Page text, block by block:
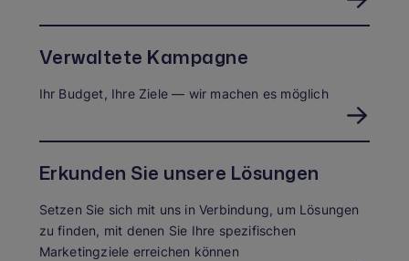
Verwaltete Kampagne
Ihr Budget, Ihre Ziele — wir machen es möglich
Erkunden Sie unsere Lösungen
Setzen Sie sich mit uns in Verbindung, um Lösungen
zu finden, mit denen Sie Ihre spezifischen
Marketingziele erreichen können